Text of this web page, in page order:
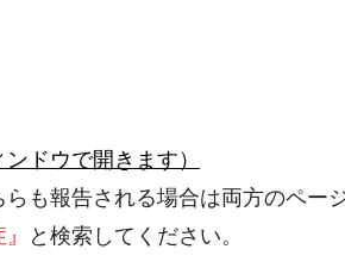
ドウで開きます）
も報告される場合は両方のペ
と検索してください。